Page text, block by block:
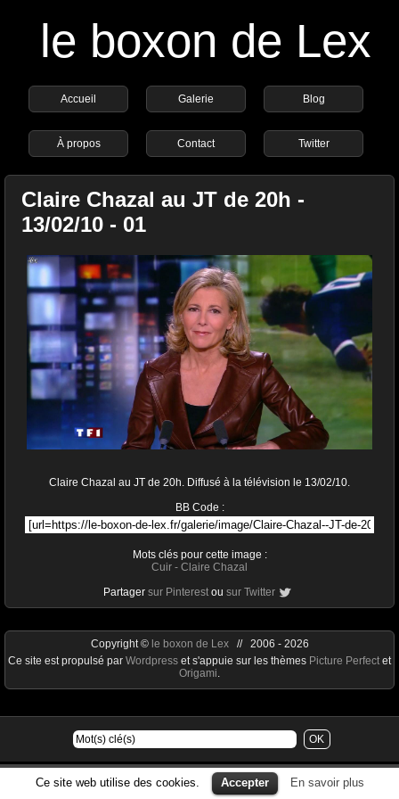
le boxon de Lex
Accueil Galerie Blog
À propos Contact Twitter
Claire Chazal au JT de 20h -
13/02/10 - 01
Claire Chazal au JT de 20h. Diffusé à la télévision le 13/02/10.
BB Code :
Mots clés pour cette image :
Cuir - Claire Chazal
Partager sur Pinterest ou sur Twitter
Ce site web utilise des cookies. Accepter En savoir plus
Copyright © le boxon de Lex// 2006 - 2026
Ce site est propulsé par Wordpress et s'appuie sur les thèmes Picture Perfect et
Origami.